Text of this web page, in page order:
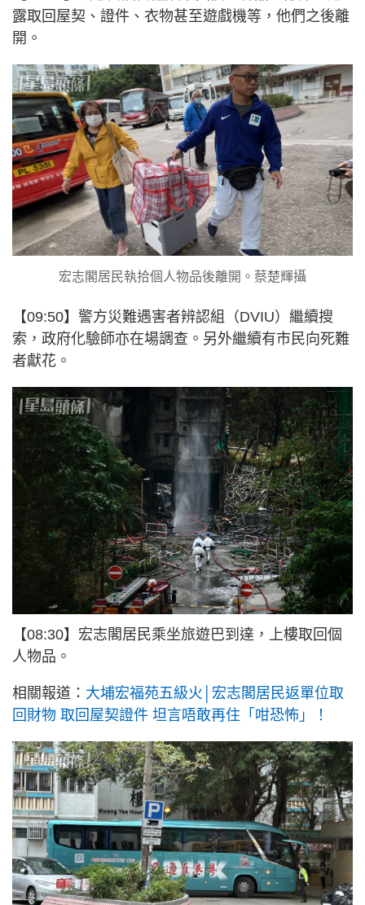
露取回屋契、證件、衣物甚至遊戲機等，他們之後離
開。
宏志閣居民執拾個人物品後離開。蔡楚輝攝
【09:50】警方災難遇害者辨認組（DVIU）繼續搜
索，政府化驗師亦在場調查。另外繼續有市民向死難
者獻花。
【08:30】宏志閣居民乘坐旅遊巴到達，上樓取回個
人物品。
相關報道： 大埔宏福苑五級火│宏志閣居民返單位取
回財物 取回屋契證件 坦言唔敢再住「咁恐怖」！